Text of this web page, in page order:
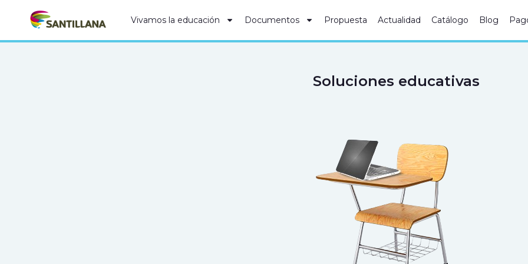
Vivamos la educación Documentos Propuesta Actualidad Catálogo Blog
Soluciones educativas